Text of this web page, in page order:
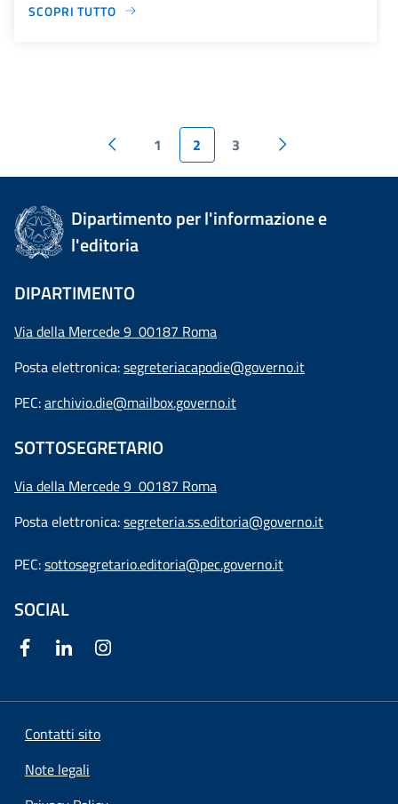
SCOPRI TUTTO
1 2 3
Dipartimento per l'informazione e
l'editoria
DIPARTIMENTO
Via della Mercede 9 00187 Roma
Posta elettronica:segreteriacapodie@governo.it
PEC:archivio.die@mailbox.governo.it
SOTTOSEGRETARIO
Via della Mercede 9 00187 Roma
Posta elettronica:segreteria.ss.editoria@governo.it
PEC:sottosegretario.editoria@pec.governo.it
SOCIAL
Contatti sito
Note legali